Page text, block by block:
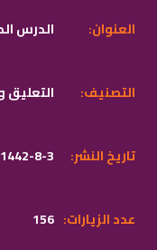
الدرس :العنوان
:التصنيف
1442-8-3 :تاريخ النشر
156 :عدد الزيارات